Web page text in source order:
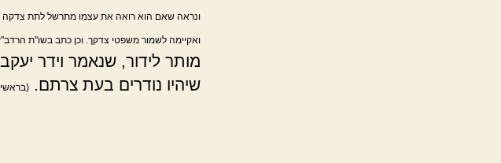
ונראה שאם הוא רואה את עצמו מתרשל לתת צדקה
ואקיימה לשמור משפטי צדקך. וכן כתב בשו"ת
מותר לידור, שנאמר וידר
שיהיו נודרים בעת צרתם.